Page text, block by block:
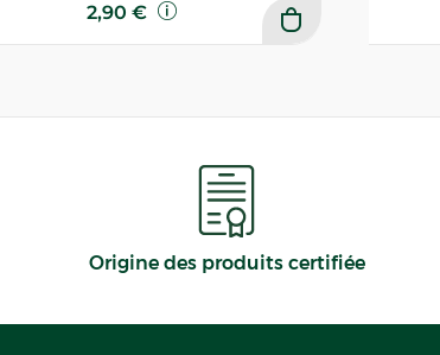
2,90 €
Origine des produits certifiée